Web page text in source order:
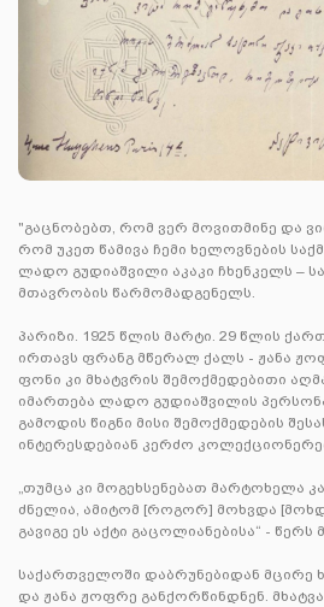
"გაცნობებთ, რომ ვერ მოვითმინე და
რომ უკეთ წამივა ჩემი ხელოვნების
ლადო გუდიაშვილი აკაკი ჩხენკელს –
მთავრობის წარმომადგენელს.
პარიზი. 1925 წლის მარტი. 29 წლის
ირთავს ფრანგ მწერალ ქალს - ჟანა
ფონი კი მხატვრის შემოქმედებითი
იმართება ლადო გუდიაშვილის
გამოდის წიგნი მისი შემოქმედების
ინტერესდებიან კერძო
„თუმცა კი მოგეხსენებათ მარტოხელა
ძნელია, ამიტომ [როგორ] მოხვდა
გავიგე ეს აქტი გაცოლიანებისა“ - წერს
საქართველოში დაბრუნებიდან მცირე
და ჟანა ჟოფრე განქორწინდნენ.